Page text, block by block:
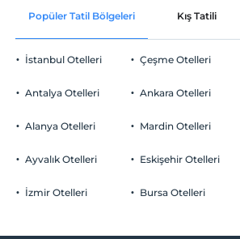
Popüler Tatil Bölgeleri Kış Tatili
İstanbul Otelleri
Antalya Otelleri
Alanya Otelleri
Ayvalık Otelleri
İzmir Otelleri
Çeşme Otelleri
Ankara Otelleri
Mardin Otelleri
Eskişehir Otelleri
Bursa Otelleri